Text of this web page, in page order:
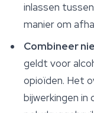
inlassen
manier om
Combineer
geldt voor
opioïden. Het
bijwerkingen